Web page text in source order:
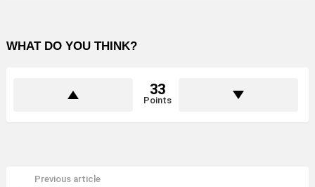
WHAT DO YOU THINK?
33
Points
Previous article